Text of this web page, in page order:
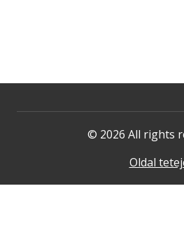
© 2026 All rights
Oldal